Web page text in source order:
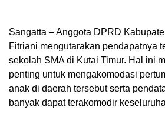
Sangatta – Anggota DPRD
Fitriani mengutarakan pendapatnya
sekolah SMA di Kutai Timur. Hal ini
penting untuk mengakomodasi
anak di daerah tersebut serta
banyak dapat terakomodir